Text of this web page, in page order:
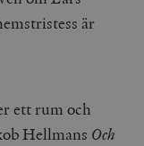
är
ett rum och
Hellmans Och